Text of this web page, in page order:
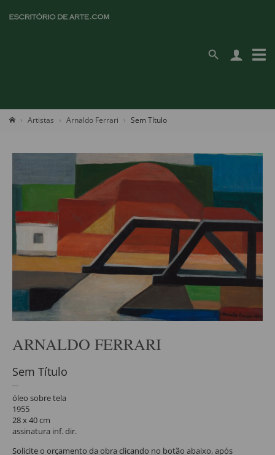
Artistas Arnaldo Ferrari Sem Título
ARNALDO FERRARI
Sem Título
óleo sobre tela
1955
28 x 40 cm
assinatura inf. dir.
Solicite o orçamento da obra clicando no botão abaixo, após